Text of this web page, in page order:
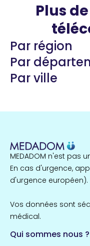
Plus
Par région
857
Par
Par ville
1
MEDADOM n'est pas
En cas d'urgence,
d'urgence européen).
Vos données sont
médical.
Qui sommes nous ?